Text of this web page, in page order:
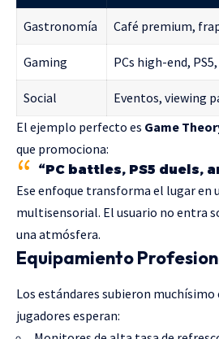
Gastronomía Café premium,
Gaming PCs high-end,
Social
Eventos, viewing
El ejemplo perfecto es Game
que promociona:
“PC battles, PS5 duels,
Ese enfoque transforma el lugar en
multisensorial. El usuario no entra
una atmósfera.
Equipamiento
Los estándares subieron muchísimo
jugadores esperan: